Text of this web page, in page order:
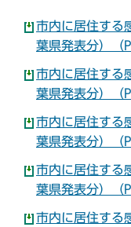
市内に居住する
葉県発表分）（
市内に居住する
葉県発表分）（
市内に居住する
葉県発表分）（
市内に居住する
葉県発表分）（
市内に居住する